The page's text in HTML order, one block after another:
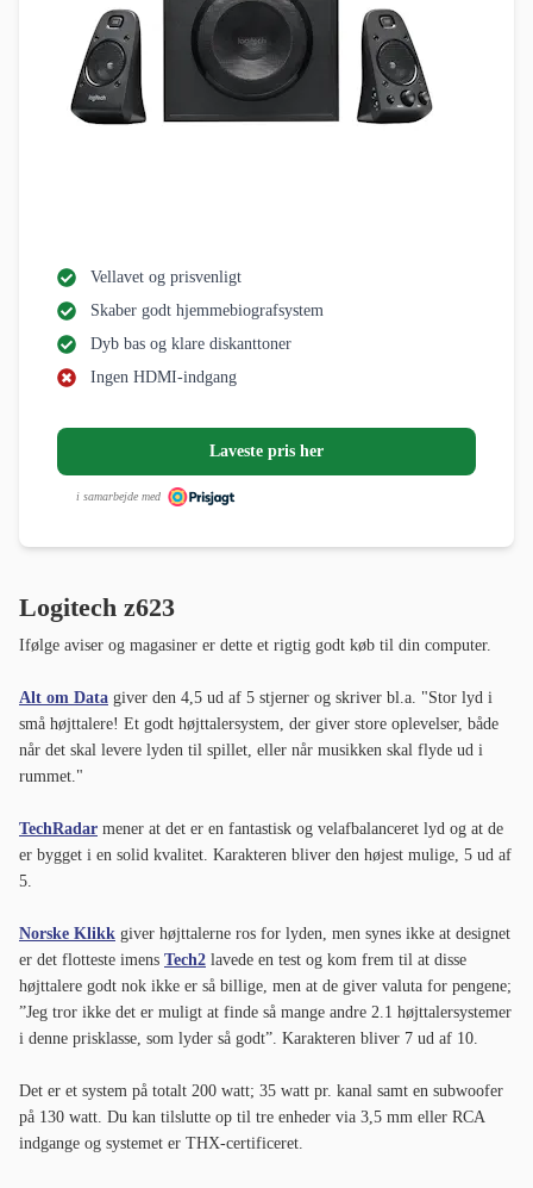
Vellavet og prisvenligt
Skaber godt hjemmebiografsystem
Dyb bas og klare diskanttoner
Ingen HDMI-indgang
Laveste pris her
i samarbejde med
Logitech z623
Ifølge aviser og magasiner er dette et rigtig godt køb til din computer.
Alt om Data giver den 4,5 ud af 5 stjerner og skriver bl.a. "Stor lyd i
små højttalere! Et godt højttalersystem, der giver store oplevelser, både
når det skal levere lyden til spillet, eller når musikken skal flyde ud i
rummet."
TechRadar mener at det er en fantastisk og velafbalanceret lyd og at de
er bygget i en solid kvalitet. Karakteren bliver den højest mulige, 5 ud af
5.
Norske Klikk giver højttalerne ros for lyden, men synes ikke at designet
er det flotteste imens Tech2 lavede en test og kom frem til at disse
højttalere godt nok ikke er så billige, men at de giver valuta for pengene;
”Jeg tror ikke det er muligt at finde så mange andre 2.1 højttalersystemer
i denne prisklasse, som lyder så godt”. Karakteren bliver 7 ud af 10.
Det er et system på totalt 200 watt; 35 watt pr. kanal samt en subwoofer
på 130 watt. Du kan tilslutte op til tre enheder via 3,5 mm eller RCA
indgange og systemet er THX-certificeret.